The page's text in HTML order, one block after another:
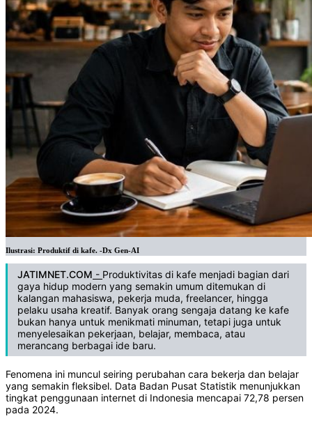
Ilustrasi: Produktif di kafe. -Dx Gen-AI
JATIMNET.COM - Produktivitas di kafe menjadi bagian dari
gaya hidup modern yang semakin umum ditemukan di
kalangan mahasiswa, pekerja muda, freelancer, hingga
pelaku usaha kreatif. Banyak orang sengaja datang ke kafe
bukan hanya untuk menikmati minuman, tetapi juga untuk
menyelesaikan pekerjaan, belajar, membaca, atau
merancang berbagai ide baru.
Fenomena ini muncul seiring perubahan cara bekerja dan belajar
yang semakin fleksibel. Data Badan Pusat Statistik menunjukkan
tingkat penggunaan internet di Indonesia mencapai 72,78 persen
pada 2024.